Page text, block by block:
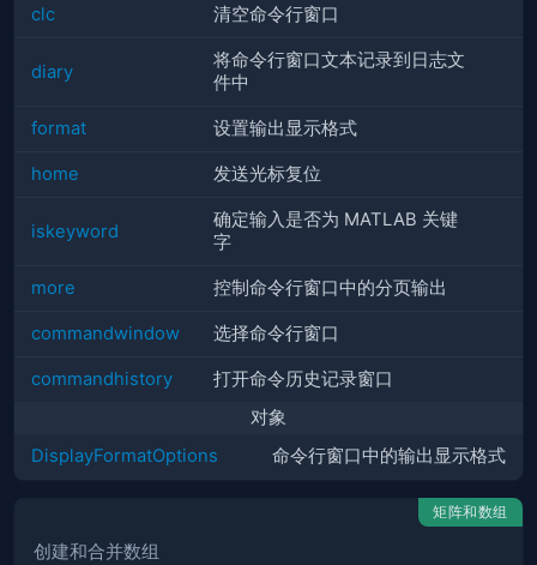
clc 清空命令行窗口
diary
将命令行窗口文本记录到日志文
件中
format 设置输出显示格式
home 发送光标复位
iskeyword
确定输入是否为 MATLAB 关键
字
more 控制命令行窗口中的分页输出
commandwindow 选择命令行窗口
commandhistory
打开命令历史记录窗口
对象
DisplayFormatOptions
命令行窗口中的输出显示格式
矩阵和数组
创建和合并数组